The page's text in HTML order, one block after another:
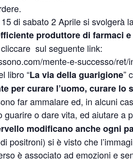
di sabato 2 Aprile si svolgerà
produttore di farmaci
sul seguente link:
mente-e-successo/ret/
libro “La via della guarigione”
per curare l’uomo, curare
far ammalare ed, in alcuni
guarire o dare vita, ed aiutare a
modificano anche ogni
positroni) si è visto che
è associato ad emozioni e